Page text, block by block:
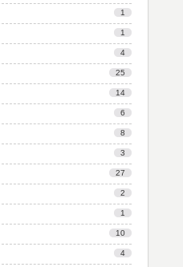
1
1
4
25
14
6
8
3
27
2
1
10
4